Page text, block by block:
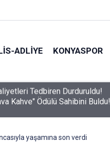
ADLİYE KONYASPOR
Kahve" Ödülü Sahibini Buldu!
yaşamına son verdi